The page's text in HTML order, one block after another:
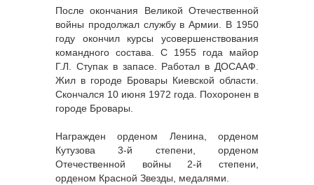
После окончания Великой Отечественной
войны продолжал службу в Армии. В 1950
году окончил курсы усовершенствования
командного состава. С 1955 года майор
Г.Л. Ступак в запасе. Работал в ДОСААФ.
Жил в городе Бровары Киевской области.
Скончался 10 июня 1972 года. Похоронен в
городе Бровары.
Награжден орденом Ленина, орденом
Кутузова 3-й степени, орденом
Отечественной войны 2-й степени,
орденом Красной Звезды, медалями.